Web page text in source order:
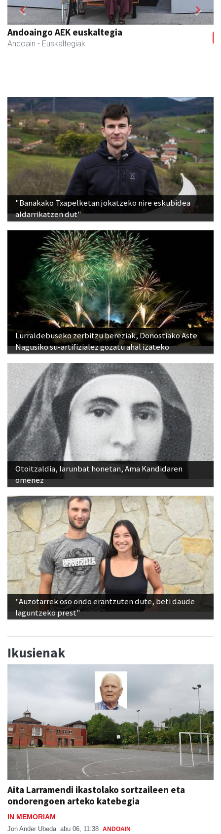
Andoaingo AEK euskaltegia
Andoain - Euskaltegiak
Previous Next
"Banakako Txapelketan jokatzeko nire eskubidea
aldarrikatzen dut"
Lurraldebuseko zerbitzu bereziak, Donostiako Aste
Nagusiko su-artifizialez gozatu ahal izateko
Otoitzaldia, larunbat honetan, Ama Kandidaren
omenez
"Auzotarrek oso ondo erantzuten dute, beti daude
laguntzeko prest"
Ikusienak
Aita Larramendi ikastolako sortzaileen eta
ondorengoen arteko katebegia
IN MEMORIAM
Jon Ander Ubeda abu 06, 11:38 ANDOAIN